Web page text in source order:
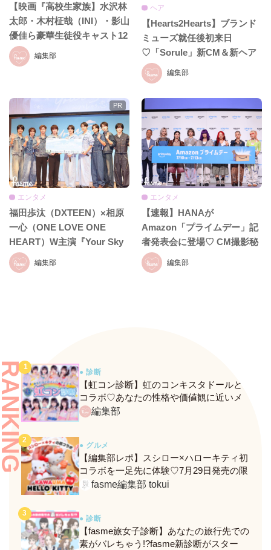
編集部
【映画『高校生家族】水沢林
太郎・木村柾哉（INI）・影山
優佳ら豪華生徒役キャスト12
名が解禁！青春フルスロット
ルな実写映画に注目♡
編集部
ヘア
【Hearts2Hearts】ブランド
ミューズ就任後初来日
♡「Sorule」新CM＆新ヘア
ケアライン発表イベント
編集部
エンタメ
福田歩汰（DXTEEN）×相原
一心（ONE LOVE ONE
HEART）W主演『Your Sky
ハレのち恋』先行上映会＆舞
台挨拶開催♡ タイ版主演
編集部
エンタメ
【速報】HANAが
Amazon「プライムデー」記
者発表会に登場♡ CM撮影秘
話やお買い物事情をたっぷり
トーク！
● 診断
【虹コン診断】虹のコンキスタドールと
コラボ♡あなたの性格や価値観に近いメ
ンバーがわかる、fasmeの新診断がスター
編集部
● グルメ
【編集部レポ】スシロー×ハローキティ初
コラボを一足先に体験♡7月29日発売の限
定メニュー＆グッズをレポ！
fasme編集部 tokui
● 診断
【fasme旅女子診断】あなたの旅行先での
素がバレちゃう!?fasme新診断がスター